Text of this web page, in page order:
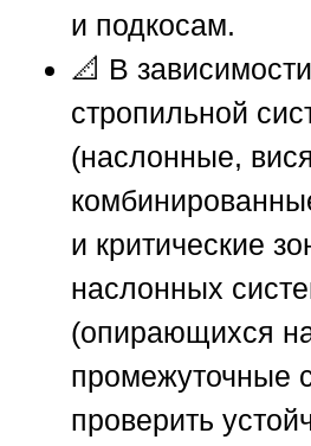
и подкосам.
📐 В
стропильной
(наслонные,
и критические
наслонных
(опирающихся
промежуточные
проверить